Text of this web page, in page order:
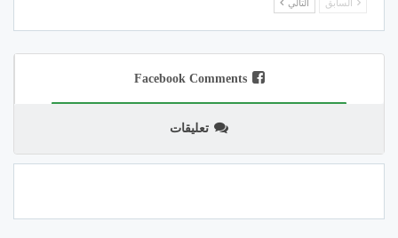
السابق التالي
Facebook Comments
تعليقات